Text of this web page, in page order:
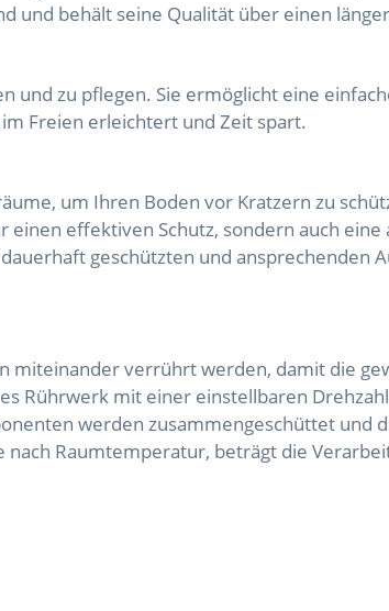
und behält seine Qualität über einen
und zu pflegen. Sie ermöglicht eine
Freien erleichtert und Zeit spart.
um Ihren Boden vor Kratzern zu
effektiven Schutz, sondern auch
geschützten und ansprechenden
miteinander verrührt werden, damit die
Rührwerk mit einer einstellbaren
werden zusammengeschüttet und
nach Raumtemperatur, beträgt die